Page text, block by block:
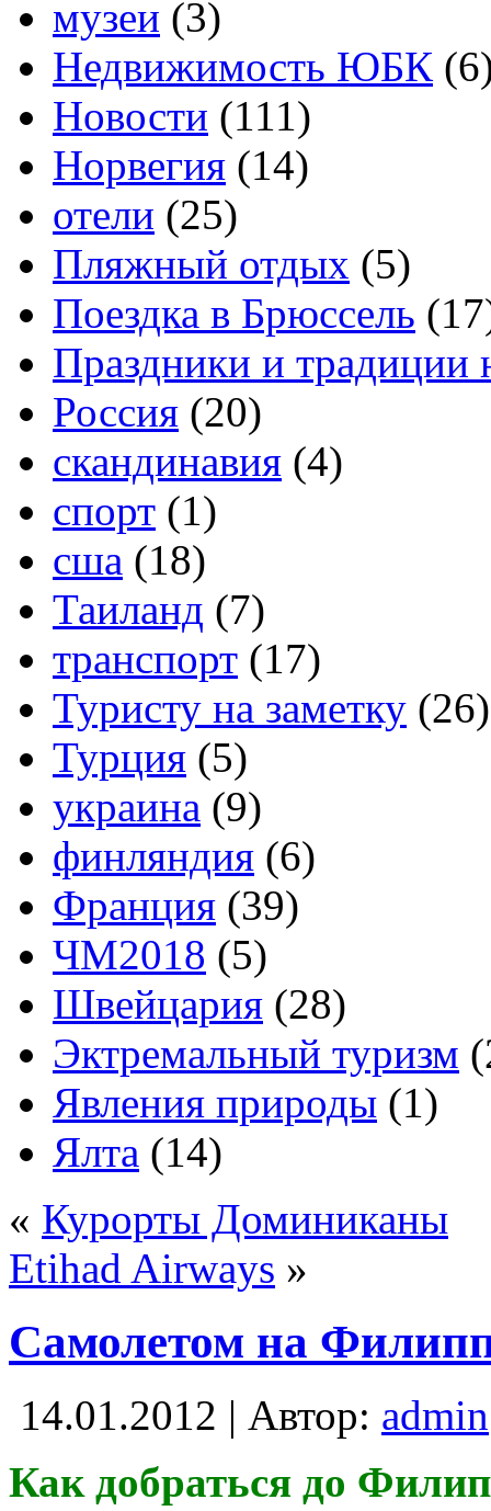
музеи (3)
Недвижимость ЮБК
Новости (111)
Норвегия (14)
отели (25)
Пляжный отдых (5)
Поездка в Брюссель
Праздники и традиции
Россия (20)
скандинавия (4)
спорт (1)
сша (18)
Таиланд (7)
транспорт (17)
Туристу на заметку (26)
Турция (5)
украина (9)
финляндия (6)
Франция (39)
ЧМ2018 (5)
Швейцария (28)
Эктремальный туризм
Явления природы (1)
Ялта (14)
« Курорты Доминиканы
Etihad Airways »
Самолетом на
14.01.2012 | Автор: admin
Как добраться до